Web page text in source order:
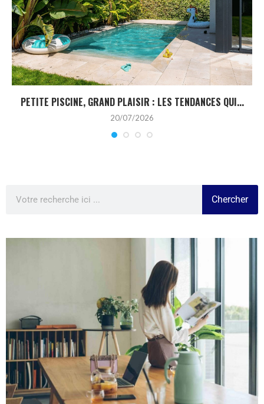
PETITE PISCINE, GRAND PLAISIR : LES TENDANCES QUI...
20/07/2026
Chercher